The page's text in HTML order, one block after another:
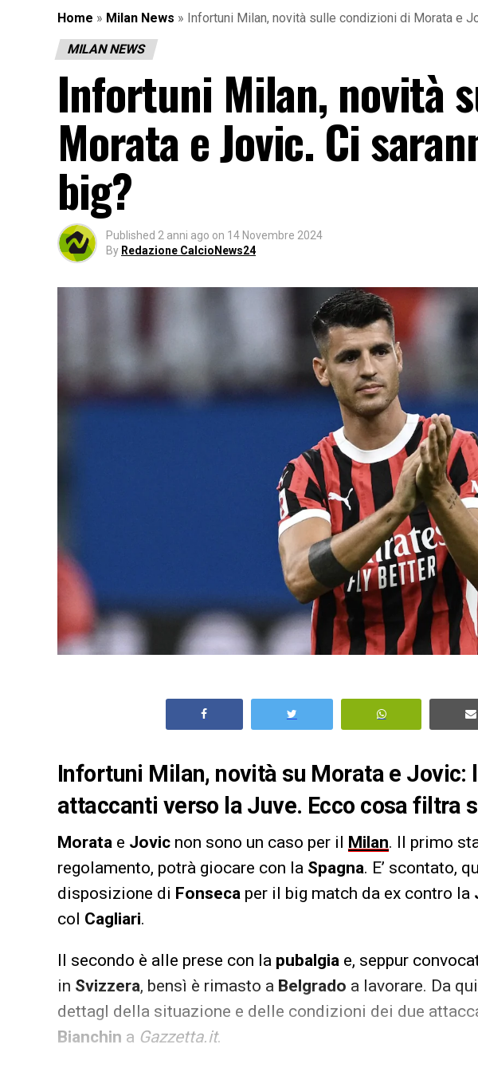
Home » Milan News » Infortuni Milan, novità sulle condizioni di Morata e
MILAN NEWS
Infortuni Milan, novità
Morata e Jovic. Ci
big?
Published 2 anni ago on 14 Novembre 2024
By Redazione CalcioNews24
Infortuni Milan, novità su Morata e Jovic:
attaccanti verso la Juve. Ecco cosa filtra
Morata e Jovic non sono un caso per il Milan. Il primo
regolamento, potrà giocare con la Spagna. E’ scontato,
disposizione di Fonseca per il big match da ex contro la
col Cagliari.
Il secondo è alle prese con la pubalgia e, seppur
in Svizzera, bensì è rimasto a Belgrado a lavorare. Da
dettagl della situazione e delle condizioni dei due
Bianchin a Gazzetta.it.